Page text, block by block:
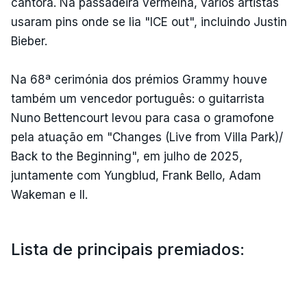
usaram pins onde se lia "ICE out", incluindo Justin
Bieber.
Na 68ª cerimónia dos prémios Grammy houve
também um vencedor português: o guitarrista
Nuno Bettencourt levou para casa o gramofone
pela atuação em "Changes (Live from Villa Park)/
Back to the Beginning", em julho de 2025,
juntamente com Yungblud, Frank Bello, Adam
Wakeman e II.
Lista de principais premiados: